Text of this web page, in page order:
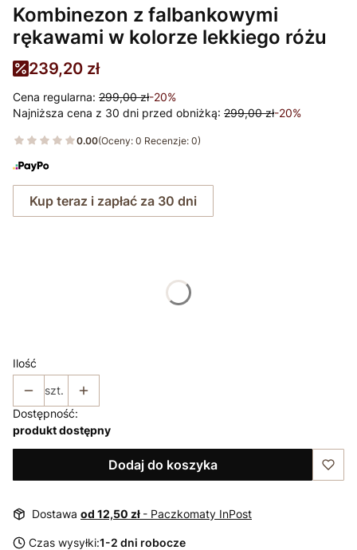
Kombinezon z falbankowymi
rękawami w kolorze lekkiego różu
239,20 zł
Cena regularna: 299,00 zł-20%
Najniższa cena z 30 dni przed obniżką: 299,00 zł-20%
0.00(Oceny: 0 Recenzje: 0)
Kup teraz i zapłać za 30 dni
Ilość
szt.
Dostępność:
produkt dostępny
Dodaj do koszyka
Dostawa od 12,50 zł - Paczkomaty InPost
Czas wysyłki:1-2 dni robocze